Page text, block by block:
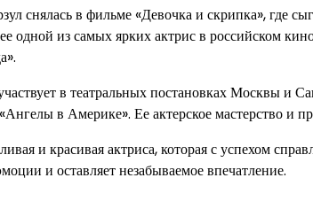
снялась в фильме «Девочка и скрипка», где
одной из самых ярких актрис в российском
в театральных постановках Москвы и
в Америке». Ее актерское мастерство и
и красивая актриса, которая с успехом
и оставляет незабываемое впечатление.